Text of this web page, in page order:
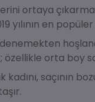
ortaya
yılının en
orta boy
saçının